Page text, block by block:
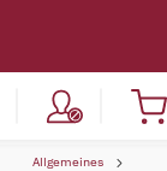
Allgemeines